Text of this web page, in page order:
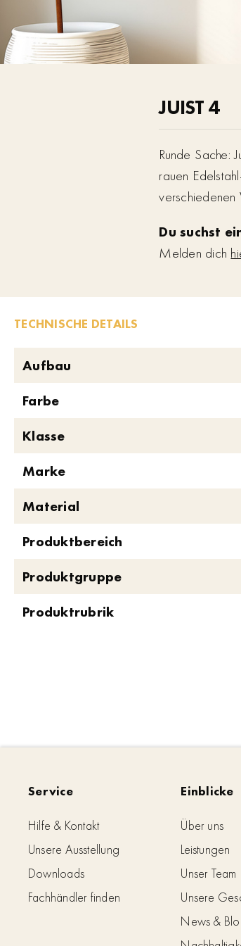
JUIST 4
Runde Sache:
rauen
Du suchst
Melden dich
TECHNISCHE DETAILS
Aufbau
Farbe
Klasse
Marke
Material
Produktbereich
Produktgruppe
Produktrubrik
Service
Hilfe & Kontakt
Unsere Ausstellung
Downloads
Fachhändler finden
Einblicke
Über uns
Leistungen
Unser Team
Unsere
News &